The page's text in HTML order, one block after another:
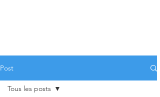
Post
Tous les posts